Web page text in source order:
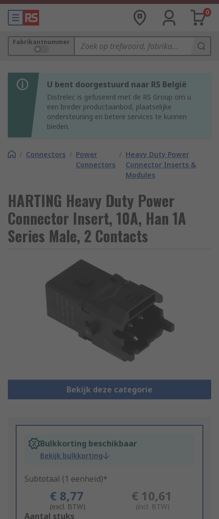
0
Fabrikantnummer
U bent doorgestuurd naar RS België
Distrelec is gefuseerd met de RS Group om u
een breder productaanbod, plaatselijke
ondersteuning en betere services te kunnen
bieden.
/ Connectors / Power
Connectors
/ Heavy Duty Power
Connector Inserts &
Modules
HARTING Heavy Duty Power
Connector Insert, 10A, Han 1A
Series Male, 2 Contacts
Bekijk deze categorie
Bulkkorting beschikbaar
Bekijk bulkkorting
Subtotaal (1 eenheid)*
€ 8,77
(excl. BTW)
€ 10,61
(incl. BTW)
Add
Aantal stuks